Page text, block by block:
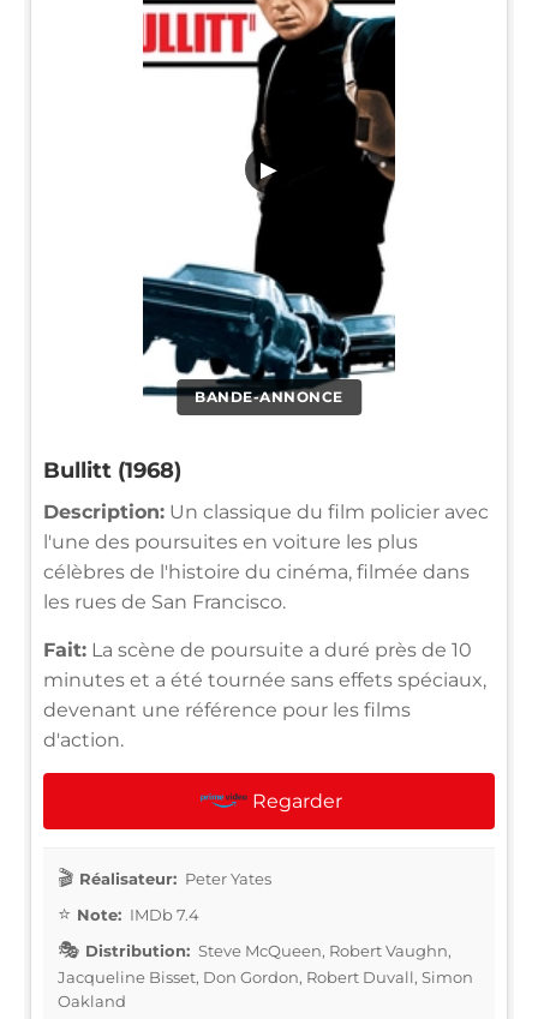
BANDE-ANNONCE
▶
Bullitt (1968)
Description: Un classique du film policier avec
l'une des poursuites en voiture les plus
célèbres de l'histoire du cinéma, filmée dans
les rues de San Francisco.
Fait: La scène de poursuite a duré près de 10
minutes et a été tournée sans effets spéciaux,
devenant une référence pour les films
d'action.
Regarder
Réalisateur: Peter Yates
Note: IMDb 7.4
Distribution: Steve McQueen, Robert Vaughn,
Jacqueline Bisset, Don Gordon, Robert Duvall, Simon
Oakland